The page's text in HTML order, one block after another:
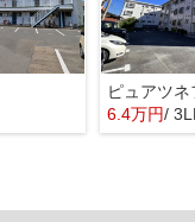
ピュアツネ
6.4万円/